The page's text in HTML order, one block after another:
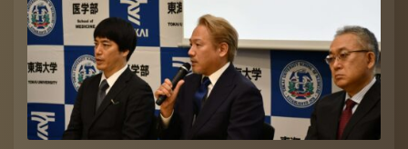
MODEL(WOMEN)/MODEL(MEN)
ACTOR/ACTRESS
ARTIST /CREATOR/CULTURE/ATHLETE
Projects